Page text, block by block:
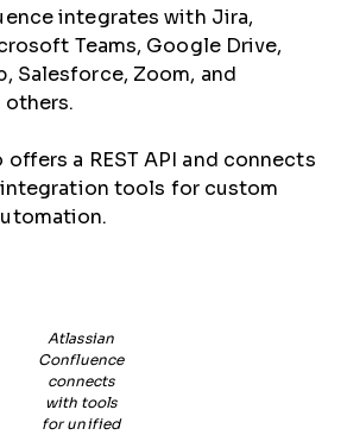
integrates with Jira,
Teams, Google Drive,
Salesforce, Zoom, and
others.
a REST API and connects
tools for custom
Atlassian
Confluence
connects
with tools
for unified